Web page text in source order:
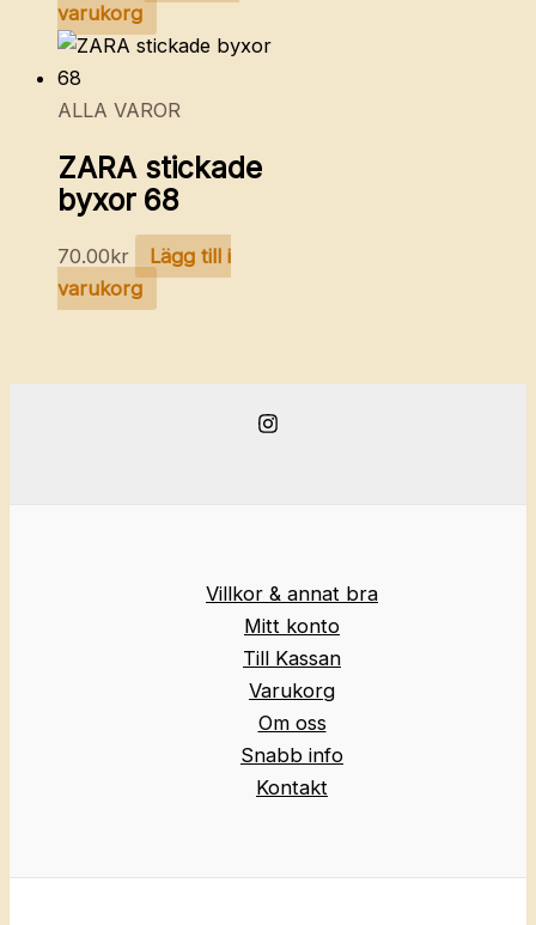
varukorg
ALLA VAROR
ZARA stickade
byxor 68
70.00kr
Lägg till i
varukorg
Villkor & annat bra
Mitt konto
Till Kassan
Varukorg
Om oss
Snabb info
Kontakt